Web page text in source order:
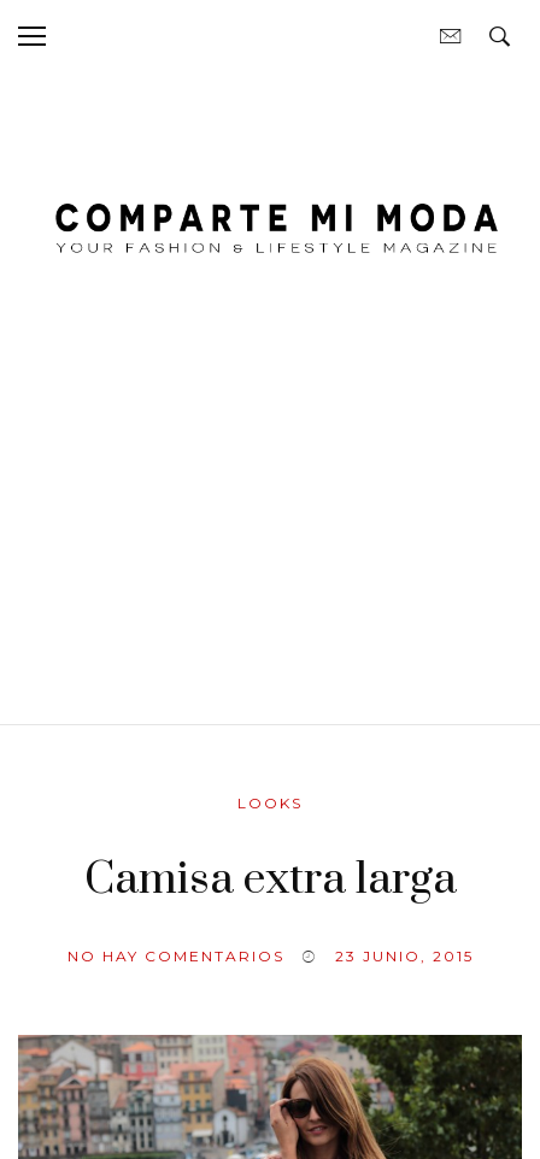
LOOKS
Camisa extra larga
NO HAY COMENTARIOS 23 JUNIO, 2015